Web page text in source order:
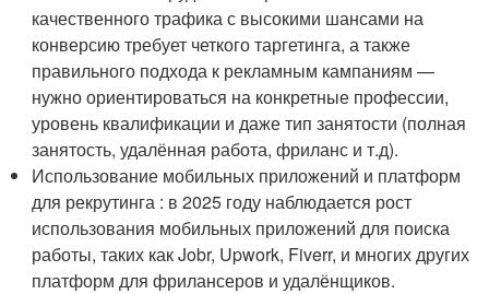
качественного трафика с высокими шансами на
конверсию требует четкого таргетинга, а также
правильного подхода к рекламным кампаниям —
нужно ориентироваться на конкретные профессии,
уровень квалификации и даже тип занятости (полная
занятость, удалённая работа, фриланс и т.д).
Использование мобильных приложений и платформ
для рекрутинга : в 2025 году наблюдается рост
использования мобильных приложений для поиска
работы, таких как Jobr, Upwork, Fiverr, и многих других
платформ для фрилансеров и удалёнщиков.